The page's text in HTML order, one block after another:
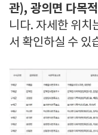
관), 광의면 다목
니다. 자세한 위치
서 확인하실 수 있